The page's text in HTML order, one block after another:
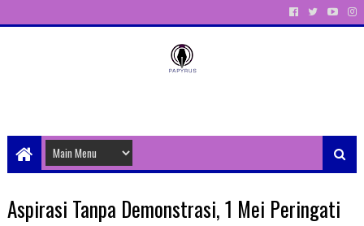
Aspirasi Tanpa Demonstrasi, 1 Mei Peringati